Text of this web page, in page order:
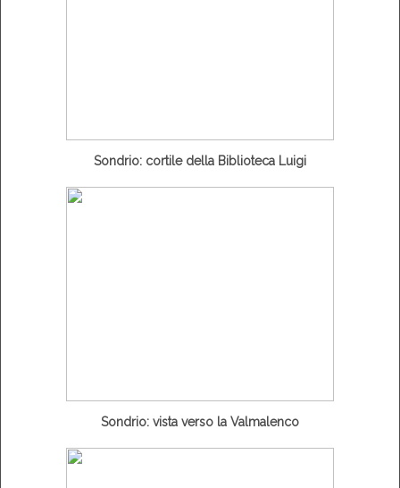
Sondrio: cortile della Biblioteca Luigi
Sondrio: vista verso la Valmalenco